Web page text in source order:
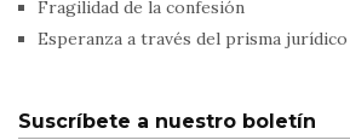
Fragilidad de la confesión
Esperanza a través del prisma jurídico
Suscríbete a nuestro boletín